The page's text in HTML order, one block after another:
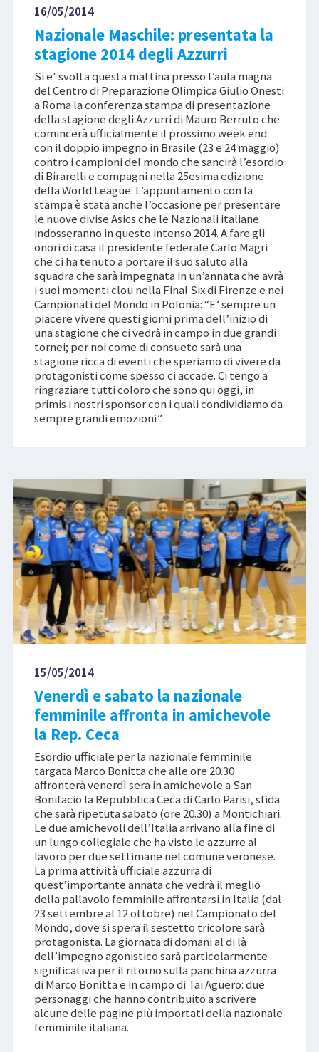
16/05/2014
Nazionale Maschile: presentata la
stagione 2014 degli Azzurri
Si e' svolta questa mattina presso l’aula magna
del Centro di Preparazione Olimpica Giulio Onesti
a Roma la conferenza stampa di presentazione
della stagione degli Azzurri di Mauro Berruto che
comincerà ufficialmente il prossimo week end
con il doppio impegno in Brasile (23 e 24 maggio)
contro i campioni del mondo che sancirà l’esordio
di Birarelli e compagni nella 25esima edizione
della World League. L’appuntamento con la
stampa è stata anche l’occasione per presentare
le nuove divise Asics che le Nazionali italiane
indosseranno in questo intenso 2014. A fare gli
onori di casa il presidente federale Carlo Magri
che ci ha tenuto a portare il suo saluto alla
squadra che sarà impegnata in un’annata che avrà
i suoi momenti clou nella Final Six di Firenze e nei
Campionati del Mondo in Polonia: “E’ sempre un
piacere vivere questi giorni prima dell’inizio di
una stagione che ci vedrà in campo in due grandi
tornei; per noi come di consueto sarà una
stagione ricca di eventi che speriamo di vivere da
protagonisti come spesso ci accade. Ci tengo a
ringraziare tutti coloro che sono qui oggi, in
primis i nostri sponsor con i quali condividiamo da
sempre grandi emozioni”.
15/05/2014
Venerdì e sabato la nazionale
femminile affronta in amichevole
la Rep. Ceca
Esordio ufficiale per la nazionale femminile
targata Marco Bonitta che alle ore 20.30
affronterà venerdì sera in amichevole a San
Bonifacio la Repubblica Ceca di Carlo Parisi, sfida
che sarà ripetuta sabato (ore 20.30) a Montichiari.
Le due amichevoli dell’Italia arrivano alla fine di
un lungo collegiale che ha visto le azzurre al
lavoro per due settimane nel comune veronese.
La prima attività ufficiale azzurra di
quest’importante annata che vedrà il meglio
della pallavolo femminile affrontarsi in Italia (dal
23 settembre al 12 ottobre) nel Campionato del
Mondo, dove si spera il sestetto tricolore sarà
protagonista. La giornata di domani al di là
dell’impegno agonistico sarà particolarmente
significativa per il ritorno sulla panchina azzurra
di Marco Bonitta e in campo di Tai Aguero: due
personaggi che hanno contribuito a scrivere
alcune delle pagine più importati della nazionale
femminile italiana.